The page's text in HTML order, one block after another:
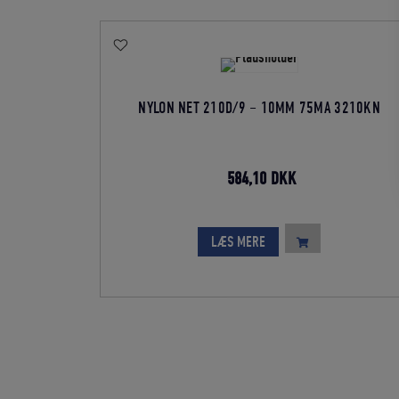
NYLON NET 210D/9 – 10MM 75MA 3210KN
Den
pris
var:
584,10 DKKDen
er:
LÆS MERE